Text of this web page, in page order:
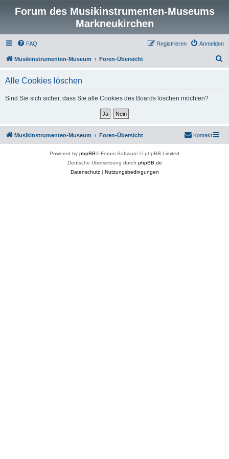
Forum des Musikinstrumenten-Museums
Markneukirchen
FAQ Anmelden
Registrieren
Musikinstrumenten-Museum Foren-Übersicht
Alle Cookies löschen
Sind Sie sich sicher, dass Sie alle Cookies des Boards löschen möchten?
Musikinstrumenten-Museum Foren-Übersicht Kontakt
Powered by phpBB® Forum Software © phpBB Limited
Deutsche Übersetzung durch phpBB.de
Datenschutz| Nutzungsbedingungen